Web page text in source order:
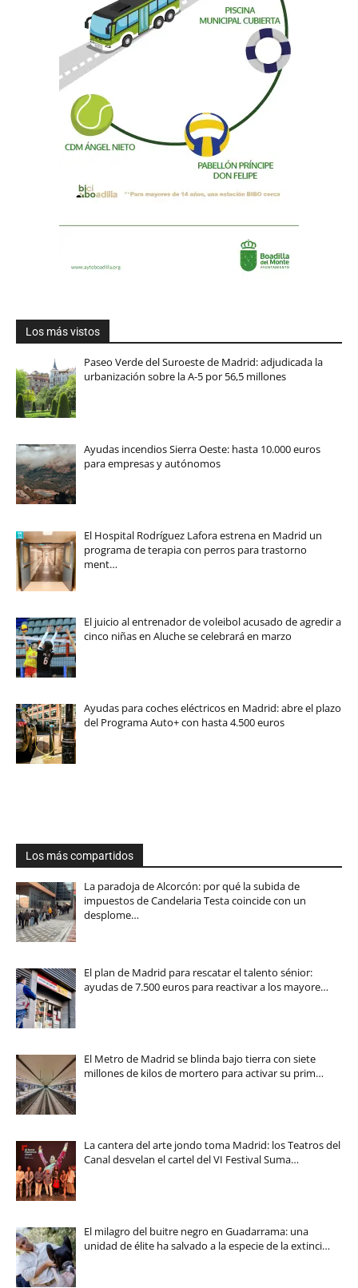
Los más vistos
Paseo Verde del Suroeste de Madrid: adjudicada la
urbanización sobre la A-5 por 56,5 millones
Ayudas incendios Sierra Oeste: hasta 10.000 euros
para empresas y autónomos
El Hospital Rodríguez Lafora estrena en Madrid un
programa de terapia con perros para trastorno
ment…
El juicio al entrenador de voleibol acusado de agredir a
cinco niñas en Aluche se celebrará en marzo
Ayudas para coches eléctricos en Madrid: abre el plazo
del Programa Auto+ con hasta 4.500 euros
Los más compartidos
La paradoja de Alcorcón: por qué la subida de
impuestos de Candelaria Testa coincide con un
desplome…
El plan de Madrid para rescatar el talento sénior:
ayudas de 7.500 euros para reactivar a los mayore…
El Metro de Madrid se blinda bajo tierra con siete
millones de kilos de mortero para activar su prim…
La cantera del arte jondo toma Madrid: los Teatros del
Canal desvelan el cartel del VI Festival Suma…
El milagro del buitre negro en Guadarrama: una
unidad de élite ha salvado a la especie de la extinci…